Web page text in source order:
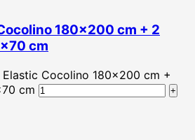
180×200 cm + 2
cm
Cocolino 180x200 cm +
cm